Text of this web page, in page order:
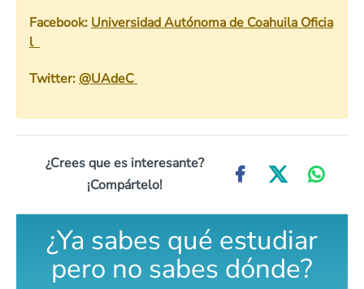
Facebook: Universidad Autónoma de Coahuila Oficia
l
Twitter: @UAdeC
¿Crees que es interesante?
¡Compártelo!
¿Ya sabes qué estudiar
pero no sabes dónde?